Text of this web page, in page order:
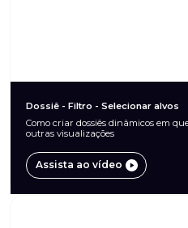
Dossiê - Filtro - Selecionar alvos
Como criar dossiês dinâmicos em
outras visualizações
Assista ao vídeo